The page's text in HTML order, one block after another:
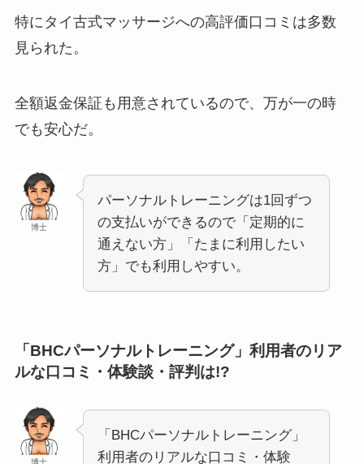
特にタイ古式マッサージへの高評価口コミは多数
見られた。
全額返金保証も用意されているので、万が一の時
でも安心だ。
博士
パーソナルトレーニングは1回ずつ
の支払いができるので「定期的に
通えない方」「たまに利用したい
方」でも利用しやすい。
「BHCパーソナルトレーニング」利用者のリア
ルな口コミ・体験談・評判は!?
博士
「BHCパーソナルトレーニング」
利用者のリアルな口コミ・体験